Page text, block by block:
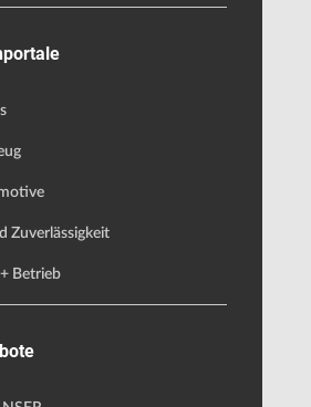
Zuverlässigkeit
Betrieb